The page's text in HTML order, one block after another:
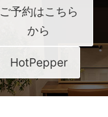
ご予約はこちら
から
HotPepper